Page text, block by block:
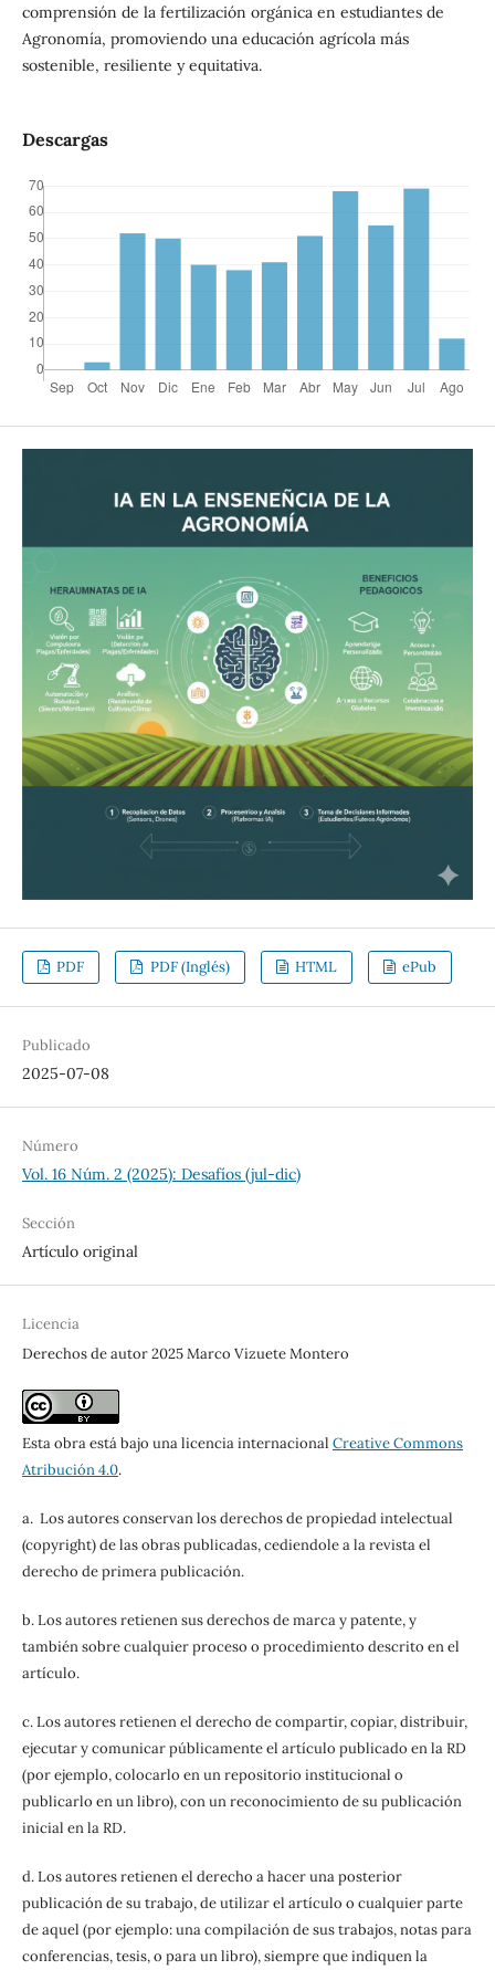
comprensión de la fertilización orgánica en estudiantes de
Agronomía, promoviendo una educación agrícola más
sostenible, resiliente y equitativa.
Descargas
PDF PDF (Inglés) HTML ePub
Publicado
2025-07-08
Número
Vol. 16 Núm. 2 (2025): Desafíos (jul-dic)
Sección
Artículo original
Licencia
Derechos de autor 2025 Marco Vizuete Montero
Esta obra está bajo una licencia internacional Creative Commons
Atribución 4.0.
a. Los autores conservan los derechos de propiedad intelectual
(copyright) de las obras publicadas, cediendole a la revista el
derecho de primera publicación.
b. Los autores retienen sus derechos de marca y patente, y
también sobre cualquier proceso o procedimiento descrito en el
artículo.
c. Los autores retienen el derecho de compartir, copiar, distribuir,
ejecutar y comunicar públicamente el artículo publicado en la RD
(por ejemplo, colocarlo en un repositorio institucional o
publicarlo en un libro), con un reconocimiento de su publicación
inicial en la RD.
d. Los autores retienen el derecho a hacer una posterior
publicación de su trabajo, de utilizar el artículo o cualquier parte
de aquel (por ejemplo: una compilación de sus trabajos, notas para
conferencias, tesis, o para un libro), siempre que indiquen la